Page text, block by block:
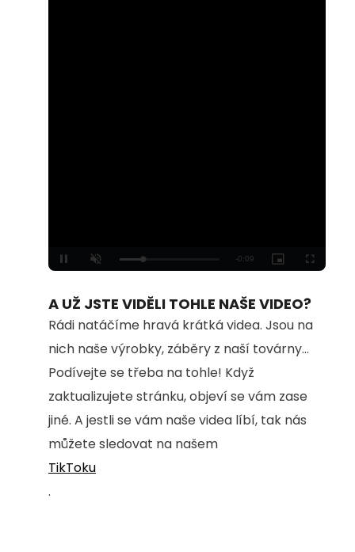
Unmute
100.00%
A UŽ JSTE VIDĚLI TOHLE NAŠE VIDEO?
Rádi natáčíme hravá krátká videa. Jsou na
nich naše výrobky, záběry z naší továrny...
Podívejte se třeba na tohle! Když
zaktualizujete stránku, objeví se vám zase
jiné. A jestli se vám naše videa líbí, tak nás
můžete sledovat na našem
TikToku
.